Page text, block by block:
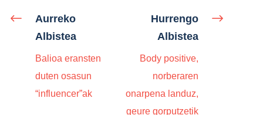
Aurreko
Albistea
Balioa eransten
duten osasun
“influencer”ak
Hurrengo
Albistea
Body positive,
norberaren
onarpena landuz,
geure gorputzetik